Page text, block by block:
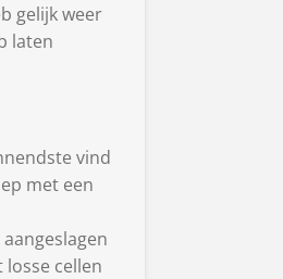
gelijk weer
laten
vind
met een
cellen